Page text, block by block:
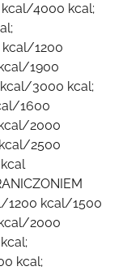
4000 kcal;
kcal/1200
1900
3000 kcal;
1600
2000
2500
1200 kcal/1500
2000
kcal;